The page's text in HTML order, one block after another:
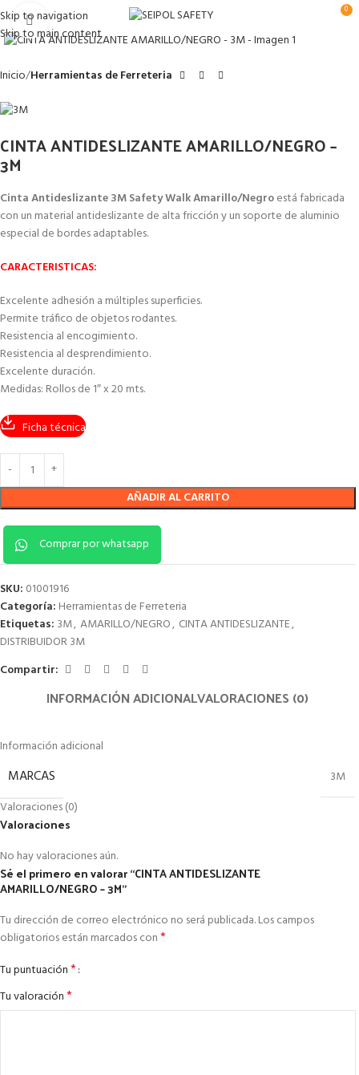
Skip to navigation
Skip to main content
0
Clic para ampliar
Inicio Herramientas de Ferreteria
CINTA ANTIDESLIZANTE AMARILLO/NEGRO –
3M
Cinta Antideslizante 3M Safety Walk Amarillo/Negroestá fabricada
con un material antideslizante de alta fricción y un soporte de aluminio
especial de bordes adaptables.
CARACTERISTICAS:
Excelente adhesión a múltiples superficies.
Permite tráfico de objetos rodantes.
Resistencia al encogimiento.
Resistencia al desprendimiento.
Excelente duración.
Medidas: Rollos de 1″ x 20 mts.
Ficha técnica
AÑADIR AL CARRITO
Comprar por whatsapp
SKU: 01001916
Categoría: Herramientas de Ferreteria
Etiquetas: 3M, AMARILLO/NEGRO, CINTA ANTIDESLIZANTE,
DISTRIBUIDOR 3M
Compartir:
INFORMACIÓN ADICIONALVALORACIONES (0)
Información adicional
MARCAS
3M
Valoraciones (0)
Valoraciones
No hay valoraciones aún.
Sé el primero en valorar “CINTA ANTIDESLIZANTE
AMARILLO/NEGRO – 3M”
Tu dirección de correo electrónico no será publicada.Los campos
obligatorios están marcados con*
Tu puntuación*
Tu valoración*